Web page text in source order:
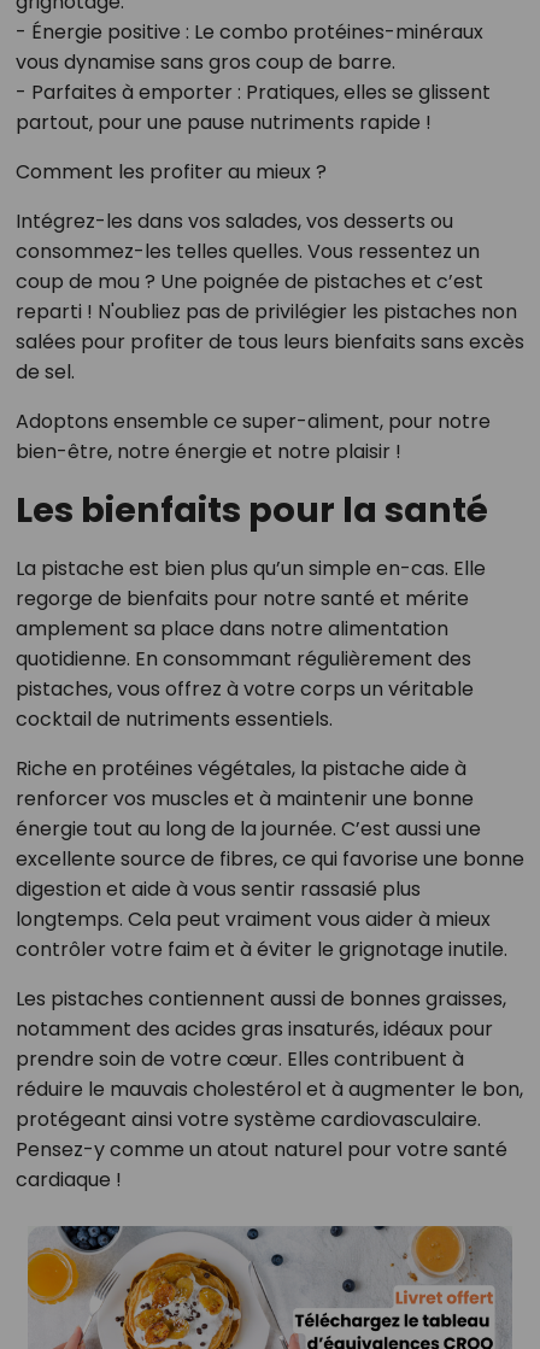
- Énergie positive : Le combo protéines-minéraux
vous dynamise sans gros coup de barre.
- Parfaites à emporter : Pratiques, elles se glissent
partout, pour une pause nutriments rapide !
Comment les profiter au mieux ?
Intégrez-les dans vos salades, vos desserts ou
consommez-les telles quelles. Vous ressentez un
coup de mou ? Une poignée de pistaches et c’est
reparti ! N'oubliez pas de privilégier les pistaches non
salées pour profiter de tous leurs bienfaits sans excès
de sel.
Adoptons ensemble ce super-aliment, pour notre
bien-être, notre énergie et notre plaisir !
Les bienfaits pour la santé
La pistache est bien plus qu’un simple en-cas. Elle
regorge de bienfaits pour notre santé et mérite
amplement sa place dans notre alimentation
quotidienne. En consommant régulièrement des
pistaches, vous offrez à votre corps un véritable
cocktail de nutriments essentiels.
Riche en protéines végétales, la pistache aide à
renforcer vos muscles et à maintenir une bonne
énergie tout au long de la journée. C’est aussi une
excellente source de fibres, ce qui favorise une bonne
digestion et aide à vous sentir rassasié plus
longtemps. Cela peut vraiment vous aider à mieux
contrôler votre faim et à éviter le grignotage inutile.
Les pistaches contiennent aussi de bonnes graisses,
notamment des acides gras insaturés, idéaux pour
prendre soin de votre cœur. Elles contribuent à
réduire le mauvais cholestérol et à augmenter le bon,
protégeant ainsi votre système cardiovasculaire.
Pensez-y comme un atout naturel pour votre santé
cardiaque !